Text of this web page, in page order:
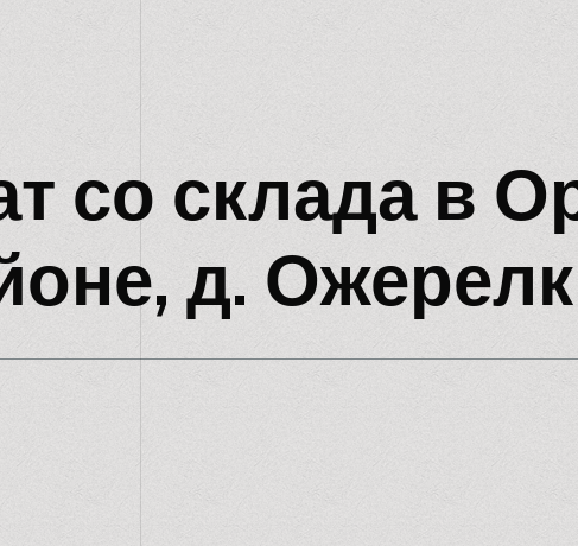
со склада в
д.